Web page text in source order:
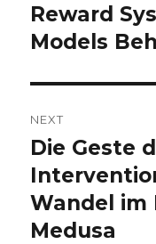
post:
Reward
Models
NEXT
Next
post:
Die Geste
Wandel im
Medusa